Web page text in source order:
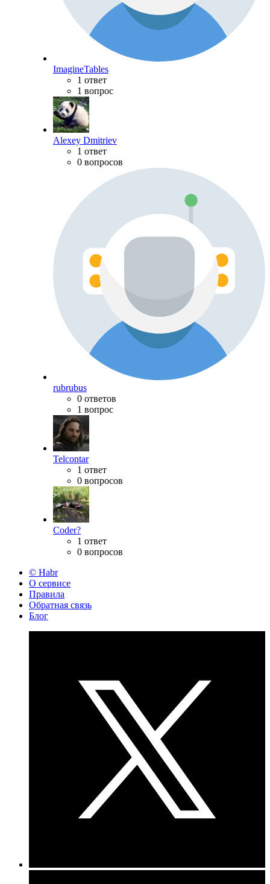
ImagineTables
1 ответ
1 вопрос
Alexey Dmitriev
1 ответ
0 вопросов
rubrubus
0 ответов
1 вопрос
Telcontar
1 ответ
0 вопросов
Coder?
1 ответ
0 вопросов
© Habr
О сервисе
Правила
Обратная связь
Блог